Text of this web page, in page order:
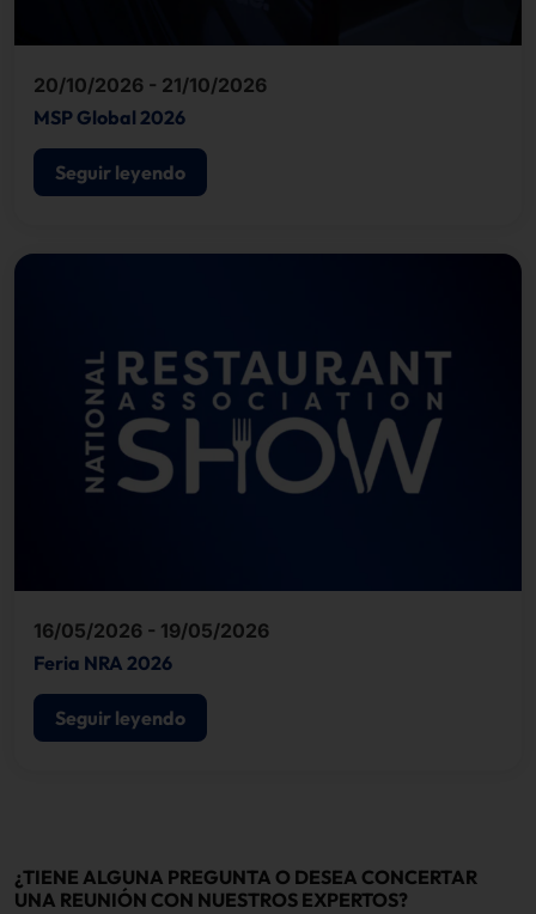
20/10/2026 - 21/10/2026
MSP Global 2026
Seguir leyendo
16/05/2026 - 19/05/2026
Feria NRA 2026
Seguir leyendo
¿TIENE ALGUNA PREGUNTA O DESEA CONCERTAR
UNA REUNIÓN CON NUESTROS EXPERTOS?